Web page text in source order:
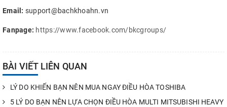
Email: support@bachkhoahn.vn
Fanpage: https://www.facebook.com/bkcgroups/
BÀI VIẾT LIÊN QUAN
LÝ DO KHIẾN BẠN NÊN MUA NGAY ĐIỀU HÒA TOSHIBA
5 LÝ DO BẠN NÊN LỰA CHỌN ĐIỀU HÒA MULTI MITSUBISHI HEAVY